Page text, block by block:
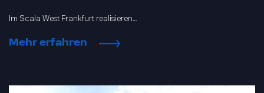
Im Scala West Frankfurt realisieren…
Mehr erfahren